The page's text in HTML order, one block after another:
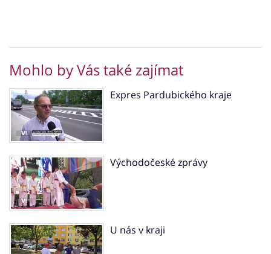
Mohlo by Vás také zajímat
Expres Pardubického kraje
Východočeské zprávy
U nás v kraji